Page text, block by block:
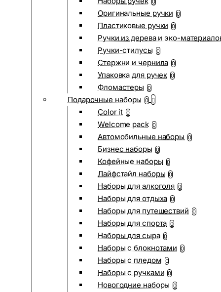
0
Оригинальные ручки 0
Пластиковые ручки 0
Ручки из дерева и эко-
Ручки-стилусы 0
Стержни и чернила 0
Упаковка для ручек 0
Фломастеры 0
Подарочные наборы 0
Color it 0
Welcome pack 0
Автомобильные наборы 0
Бизнес наборы 0
Кофейные наборы 0
Лайфстайл наборы 0
Наборы для алкоголя 0
Наборы для отдыха 0
Наборы для путешествий 0
Наборы для спорта 0
Наборы для сыра 0
Наборы с блокнотами 0
Наборы с пледом 0
Наборы с ручками 0
Новогодние наборы 0